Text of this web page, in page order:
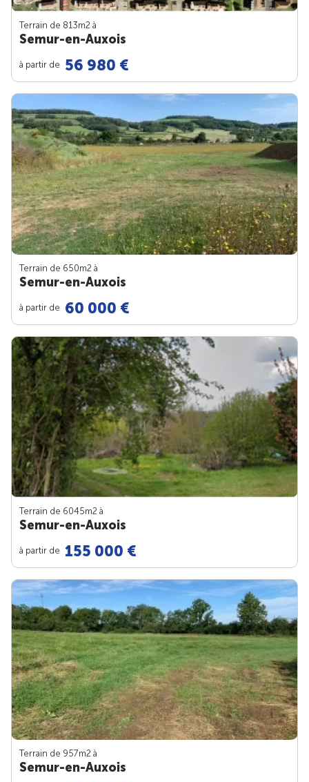
Terrain de 813m2 à
Semur-en-Auxois
à partir de 56 980 €
Terrain de 650m2 à
Semur-en-Auxois
à partir de 60 000 €
Terrain de 6045m2 à
Semur-en-Auxois
à partir de 155 000 €
Terrain de 957m2 à
Semur-en-Auxois